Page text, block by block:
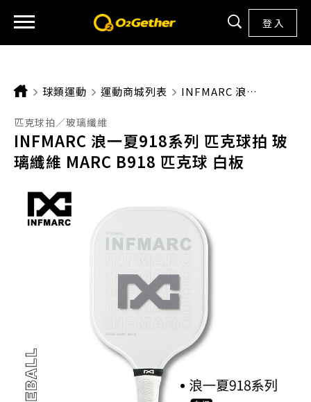
登 入
球類運動 運動商城列表 CURRENT: INFMARC 浪一夏918系列 匹克球拍 玻璃纖維 MARC B918 匹克球 白板
匹克球拍／玻璃纖維
INFMARC 浪一夏918系列 匹克球拍 玻
璃纖維 MARC B918 匹克球 白板